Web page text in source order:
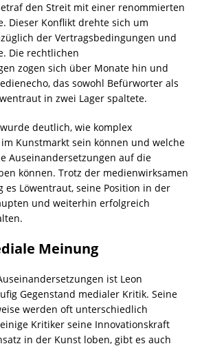
den Streit mit einer renommierten
Dieser Konflikt drehte sich um
der Vertragsbedingungen und
Die rechtlichen
zogen sich über Monate hin und
das sowohl Befürworter als
in zwei Lager spaltete.
deutlich, wie komplex
Kunstmarkt sein können und welche
Auseinandersetzungen auf die
können. Trotz der medienwirksamen
es Löwentraut, seine Position in der
und weiterhin erfolgreich
Meinung
ist Leon
Gegenstand medialer Kritik. Seine
werden oft unterschiedlich
Kritiker seine Innovationskraft
in der Kunst loben, gibt es auch